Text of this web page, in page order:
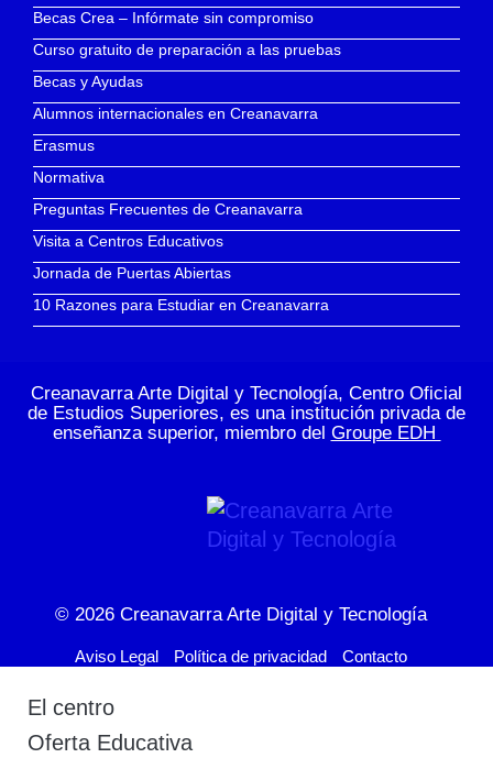
Becas Crea – Infórmate sin compromiso
Curso gratuito de preparación a las pruebas
Becas y Ayudas
Alumnos internacionales en Creanavarra
Erasmus
Normativa
Preguntas Frecuentes de Creanavarra
Visita a Centros Educativos
Jornada de Puertas Abiertas
10 Razones para Estudiar en Creanavarra
Creanavarra Arte Digital y Tecnología, Centro Oficial
de Estudios Superiores, es una institución privada de
enseñanza superior, miembro del Groupe EDH
© 2026 Creanavarra Arte Digital y Tecnología
Aviso Legal Política de privacidad Contacto
El centro
Oferta Educativa